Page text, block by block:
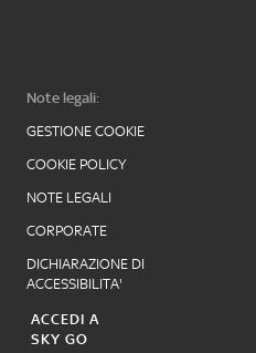
Note legali:
GESTIONE COOKIE
COOKIE POLICY
NOTE LEGALI
CORPORATE
DICHIARAZIONE DI
ACCESSIBILITA'
ACCEDI A
SKY GO